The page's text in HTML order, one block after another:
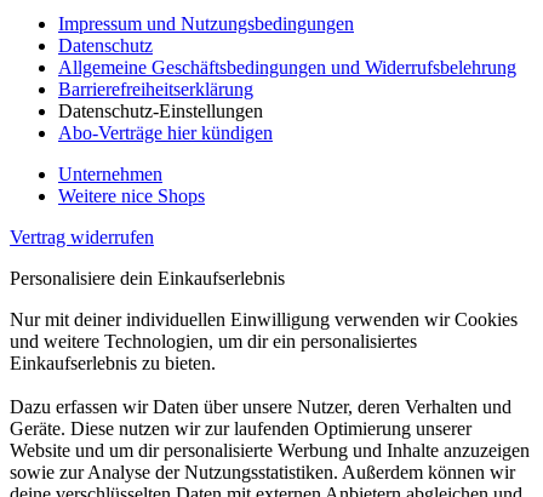
Impressum und Nutzungsbedingungen
Datenschutz
Allgemeine Geschäftsbedingungen und Widerrufsbelehrung
Barrierefreiheitserklärung
Datenschutz-Einstellungen
Abo-Verträge hier kündigen
Unternehmen
Weitere nice Shops
Vertrag widerrufen
Personalisiere dein Einkaufserlebnis
Nur mit deiner individuellen Einwilligung verwenden wir Cookies
und weitere Technologien, um dir ein personalisiertes
Einkaufserlebnis zu bieten.
Dazu erfassen wir Daten über unsere Nutzer, deren Verhalten und
Geräte. Diese nutzen wir zur laufenden Optimierung unserer
Website und um dir personalisierte Werbung und Inhalte anzuzeigen
sowie zur Analyse der Nutzungsstatistiken. Außerdem können wir